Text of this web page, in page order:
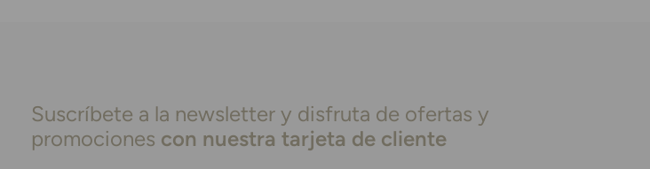
Suscríbete a la newsletter y disfruta de ofertas y
promociones con nuestra tarjeta de cliente